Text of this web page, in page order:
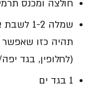
חולצה ומכנס תרמי
שמלה 1-
תהיה כזו
(לחלופין, בגד
1 בגד ים